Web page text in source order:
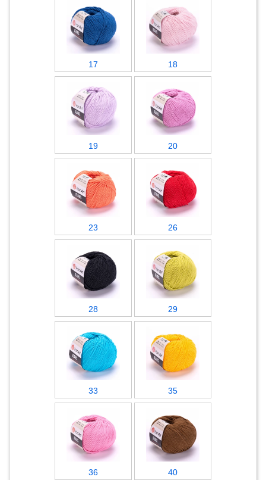
17 18
19 20
23 26
28 29
33 35
36 40